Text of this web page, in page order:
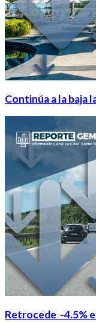
Continúa a la baja
Retrocede -4.5%